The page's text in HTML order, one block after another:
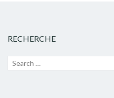
RECHERCHE
Recherche